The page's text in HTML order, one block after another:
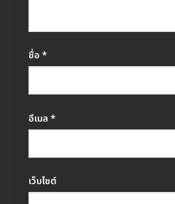
ชื่อ *
อีเมล *
เว็บไซต์